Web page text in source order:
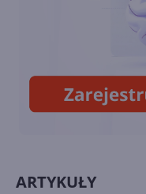
ARTYKUŁY